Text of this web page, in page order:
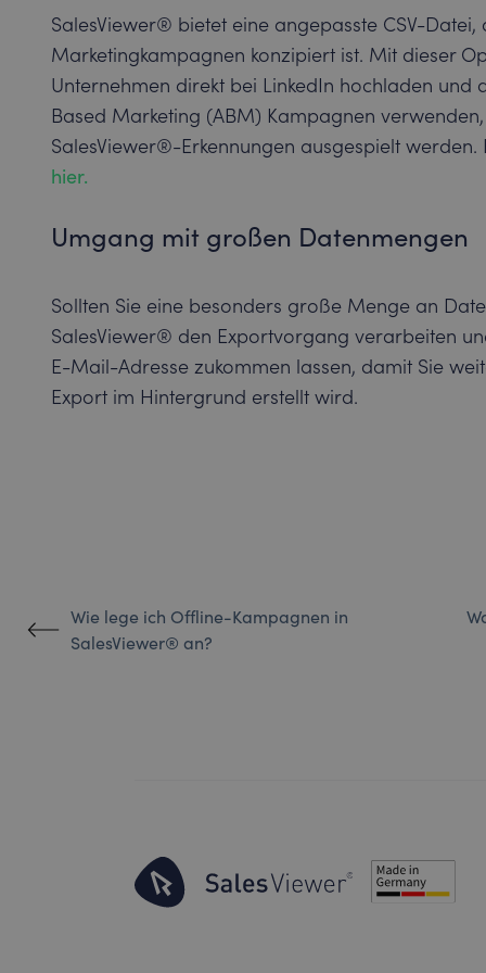
SalesViewer® bietet eine angepasste CSV-
Marketingkampagnen konzipiert ist. Mit dieser
Unternehmen direkt bei LinkedIn hochladen und
Based Marketing (ABM) Kampagnen
SalesViewer®-Erkennungen ausgespielt
hier.
Umgang mit großen Datenmengen
Sollten Sie eine besonders große Menge an
SalesViewer® den Exportvorgang verarbeiten
E-Mail-Adresse zukommen lassen, damit Sie
Export im Hintergrund erstellt wird.
Wie lege ich Offline-Kampagnen in
SalesViewer® an?